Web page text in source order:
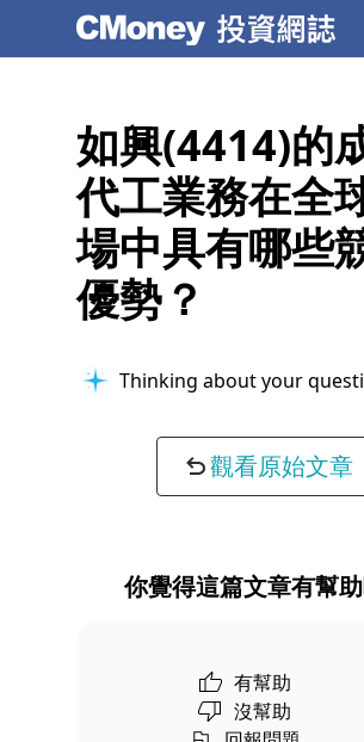
如興(4414)的
代工業務在全
場中具有哪些
優勢？
Thinking about your
觀看原始文章
你覺得這篇文章有幫
有幫助
沒幫助